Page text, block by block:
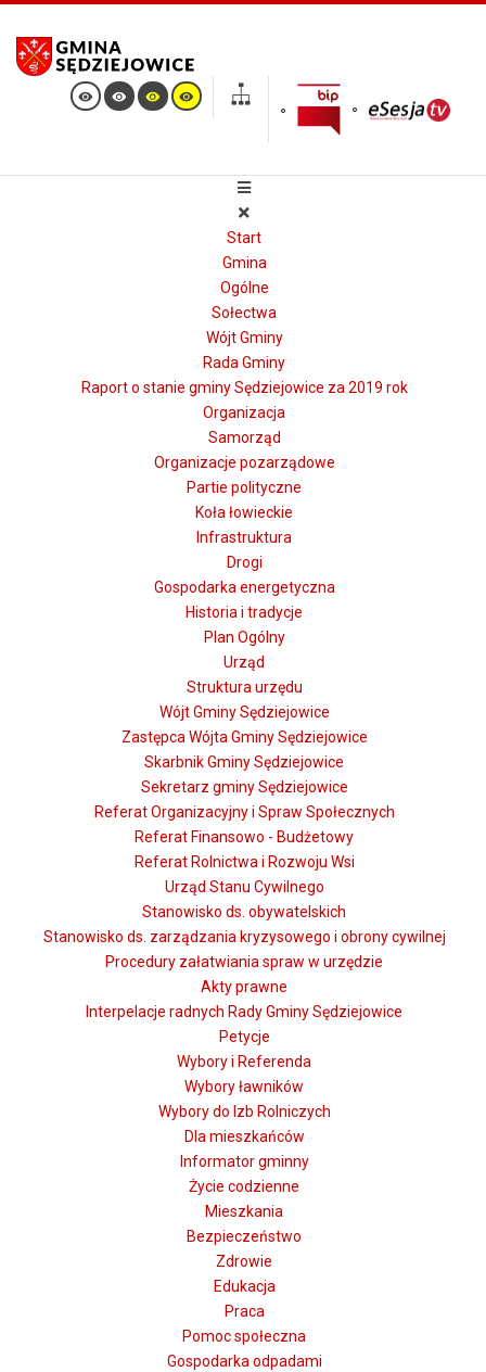
Start
Gmina
Ogólne
Sołectwa
Wójt Gminy
Rada Gminy
Raport o stanie gminy Sędziejowice za 2019 rok
Organizacja
Samorząd
Organizacje pozarządowe
Partie polityczne
Koła łowieckie
Infrastruktura
Drogi
Gospodarka energetyczna
Historia i tradycje
Plan Ogólny
Urząd
Struktura urzędu
Wójt Gminy Sędziejowice
Zastępca Wójta Gminy Sędziejowice
Skarbnik Gminy Sędziejowice
Sekretarz gminy Sędziejowice
Referat Organizacyjny i Spraw Społecznych
Referat Finansowo - Budżetowy
Referat Rolnictwa i Rozwoju Wsi
Urząd Stanu Cywilnego
Stanowisko ds. obywatelskich
Stanowisko ds. zarządzania kryzysowego i obrony cywilnej
Procedury załatwiania spraw w urzędzie
Akty prawne
Interpelacje radnych Rady Gminy Sędziejowice
Petycje
Wybory i Referenda
Wybory ławników
Wybory do Izb Rolniczych
Dla mieszkańców
Informator gminny
Życie codzienne
Mieszkania
Bezpieczeństwo
Zdrowie
Edukacja
Praca
Pomoc społeczna
Gospodarka odpadami